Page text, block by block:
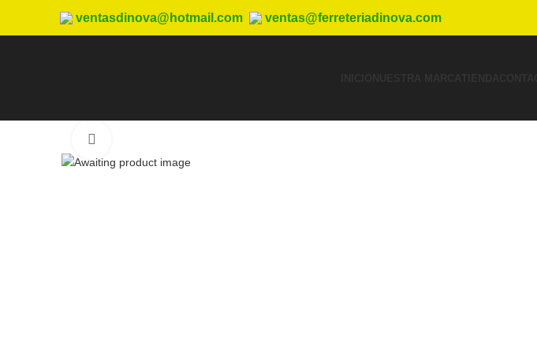
ventasdinova@hotmail.com ventas@ferreteriadinova.com